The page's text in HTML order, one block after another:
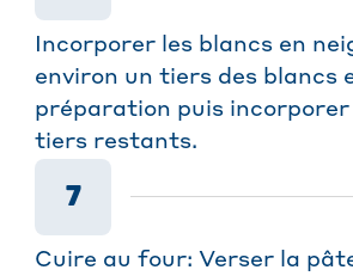
Incorporer les blancs en
environ un tiers des blancs
préparation puis incorporer
tiers restants.
7
Cuire au four: Verser la